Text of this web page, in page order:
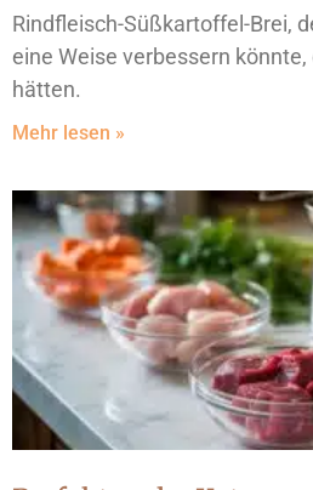
Rindfleisch-Süßkartoffel-Brei,
eine Weise verbessern
hätten.
Mehr lesen »